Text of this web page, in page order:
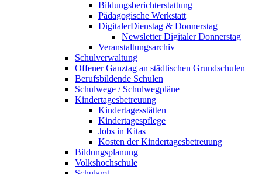
Bildungsberichterstattung
Pädagogische Werkstatt
DigitalerDienstag & Donnerstag
Newsletter Digitaler Donnerstag
Veranstaltungsarchiv
Schulverwaltung
Offener Ganztag an städtischen Grundschulen
Berufsbildende Schulen
Schulwege / Schulwegpläne
Kindertagesbetreuung
Kindertagesstätten
Kindertagespflege
Jobs in Kitas
Kosten der Kindertagesbetreuung
Bildungsplanung
Volkshochschule